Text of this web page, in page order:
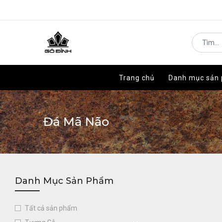
Trang chủ Danh mục sản
Trang chủ Danh mục sản
Đá Mã Não
Danh Mục Sản Phẩm
Tất cả sản phẩm